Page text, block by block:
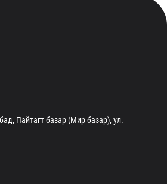
Пайтагт базар (Мир базар), ул.